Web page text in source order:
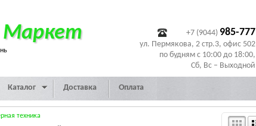
Маркет +7 (9044) 985-777
ул. Пермякова, 2 стр.3, офис 502
по будням с 10:00 до 18:00,
Сб, Вс – Выходной
Каталог Доставка Оплата
техника